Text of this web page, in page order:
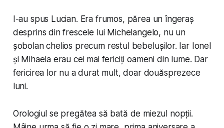
I-au spus Lucian. Era frumos, părea un îngeraș
desprins din frescele lui Michelangelo, nu un
șobolan chelios precum restul bebelușilor. Iar Ionel
și Mihaela erau cei mai fericiți oameni din lume. Dar
fericirea lor nu a durat mult, doar douăsprezece
luni.
Orologiul se pregătea să bată de miezul nopții.